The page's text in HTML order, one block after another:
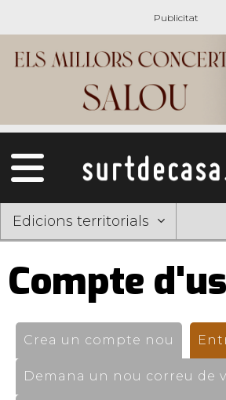
Edicions territorials
Compte
Pestanyes
primàries
Crea un compte nou
Demana un nou correu de